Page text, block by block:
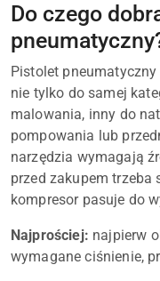
Do czego
Pistolet
nie tylko do samej
malowania, inny do
pompowania lub
narzędzia wymagają
przed zakupem trzeba
kompresor pasuje do
Najprościej: najpierw
wymagane ciśnienie,